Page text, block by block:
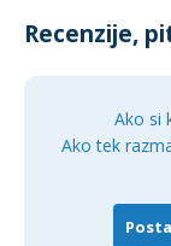
Recenzije,
Ako si
Ako tek